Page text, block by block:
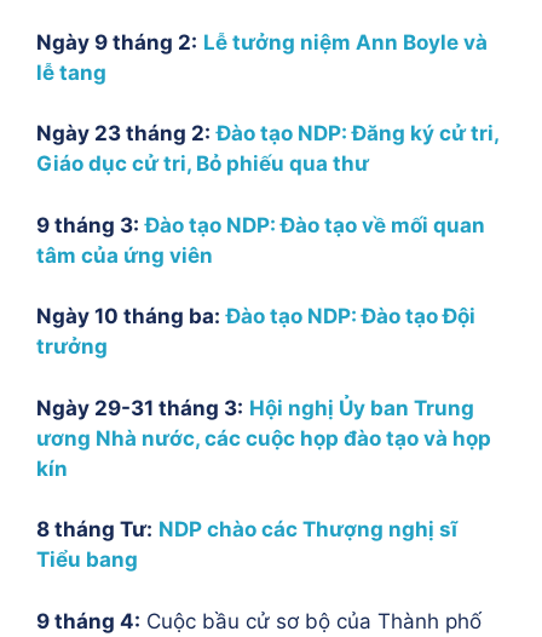
Ngày 9 tháng 2: Lễ tưởng niệm Ann Boyle và
lễ tang
Ngày 23 tháng 2: Đào tạo NDP: Đăng ký cử tri,
Giáo dục cử tri, Bỏ phiếu qua thư
9 tháng 3: Đào tạo NDP: Đào tạo về mối quan
tâm của ứng viên
Ngày 10 tháng ba: Đào tạo NDP: Đào tạo Đội
trưởng
Ngày 29-31 tháng 3: Hội nghị Ủy ban Trung
ương Nhà nước, các cuộc họp đào tạo và họp
kín
8 tháng Tư: NDP chào các Thượng nghị sĩ
Tiểu bang
9 tháng 4: Cuộc bầu cử sơ bộ của Thành phố